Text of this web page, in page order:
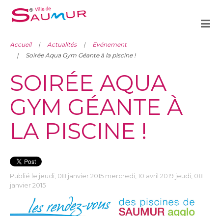
Accueil Actualités
Evénement
Soirée Aqua Gym Géante à la piscine !
SOIRÉE AQUA
GYM GÉANTE À
LA PISCINE !
Publié le jeudi, 08 janvier 2015 mercredi, 10 avril 2019 jeudi, 08
janvier 2015